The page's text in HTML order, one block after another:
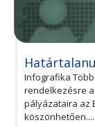
Infografika
rendelkezésre
pályázataira az
köszönhetően....